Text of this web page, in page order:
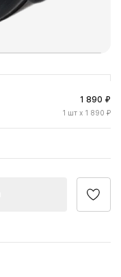
1 890 ₽
1 шт x 1 890 ₽